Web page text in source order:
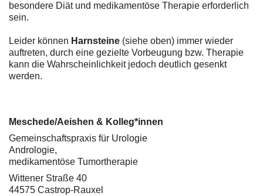
besondere Diät und medikamentöse Therapie erforderlich
sein.
Leider können Harnsteine (siehe oben) immer wieder
auftreten, durch eine gezielte Vorbeugung bzw. Therapie
kann die Wahrscheinlichkeit jedoch deutlich gesenkt
werden.
Meschede/Aeishen & Kolleg*innen
Gemeinschaftspraxis für Urologie
Andrologie,
medikamentöse Tumortherapie
Wittener Straße 40
44575 Castrop-Rauxel